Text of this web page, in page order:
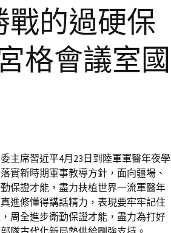
的過硬保
格會議室國
主席習近平4月23日到陸軍軍醫年夜學
實新時期軍事教導方針，面向疆場、
保證才能，盡力扶植世界一流軍醫年
進修懂得講話精力，表現要牢牢記住
周全進步衛勤保證才能，盡力為打好